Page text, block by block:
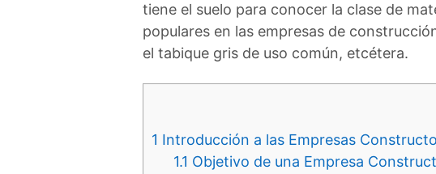
tiene el suelo para conocer la clase de
populares en las empresas de
el tabique gris de uso común, etcétera.
1 Introducción a las Empresas
1.1 Objetivo de una Empresa